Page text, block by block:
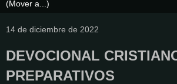
14 de diciembre de 2022
DEVOCIONAL
PREPARATIVOS